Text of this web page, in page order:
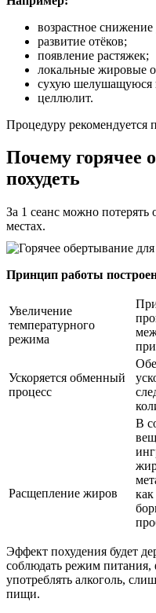
возрастное
развитие отёков;
появление растяжек;
локальные жировые
сухую шелушащуюся
целлюлит.
Процедуру рекомендуется
Почему горячее
похудеть
За 1 сеанс можно
местах.
Принцип работы
Увеличение
температурного
режима
Ускоряется обменный
процесс
Расщепление жиров
В
как
Эффект похудения будет
соблюдать режим питания,
употреблять алкоголь,
пищи.